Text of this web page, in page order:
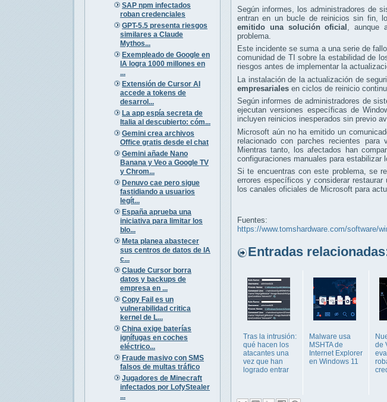
SAP npm infectados
roban credenciales
GPT-5.5 presenta riesgos
similares a Claude
Mythos...
Exempleado de Google en
IA logra 1000 millones en
...
Extensión de Cursor AI
accede a tokens de
desarrol...
La app espía secreta de
Italia al descubierto: cóm...
Gemini crea archivos
Office gratis desde el chat
Gemini añade Nano
Banana y Veo a Google TV
y Chrom...
Denuvo cae pero sigue
fastidiando a usuarios
legít...
España aprueba una
iniciativa para limitar los
blo...
Meta planea abastecer
sus centros de datos de IA
c...
Claude Cursor borra
datos y backups de
empresa en ...
Copy Fail es un
vulnerabilidad critica
kernel de L...
China exige baterías
ignífugas en coches
eléctrico...
Fraude masivo con SMS
falsos de multas tráfico
Jugadores de Minecraft
infectados por LofyStealer
...
Según informes, los administradores de
entran en un bucle de reinicios sin fin,
emitido una solución oficial
, aunque
problema.
Este incidente se suma a una serie de
comunidad de TI sobre la estabilidad de
riesgos antes de implementar la
La instalación de la actualización de
empresariales en ciclos de reinicio
Según informes de administradores de
ejecutan versiones específicas de
incluyen reinicios inesperados sin previo
Microsoft aún no ha emitido un
relacionado con parches recientes para
Mientras tanto, los afectados han
configuraciones manuales para estabilizar
Si te encuentras con este problema, se
errores específicos y considerar
los canales oficiales de Microsoft para
Fuentes:
https://www.tomshardware.com/software/
Entradas
Tras la intrusión:
qué hacen los
atacantes una
vez que han
logrado entrar
Malware usa
MSHTA de
Internet Explorer
en Windows 11
de